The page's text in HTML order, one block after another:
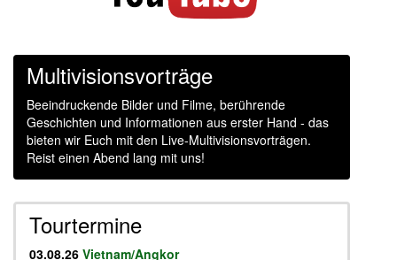
Multivisionsvorträge
Beeindruckende Bilder und Filme, berührende
Geschichten und Informationen aus erster Hand - das
bieten wir Euch mit den Live-Multivisionsvorträgen.
Reist einen Abend lang mit uns!
Tourtermine
03.08.26 Vietnam/Angkor